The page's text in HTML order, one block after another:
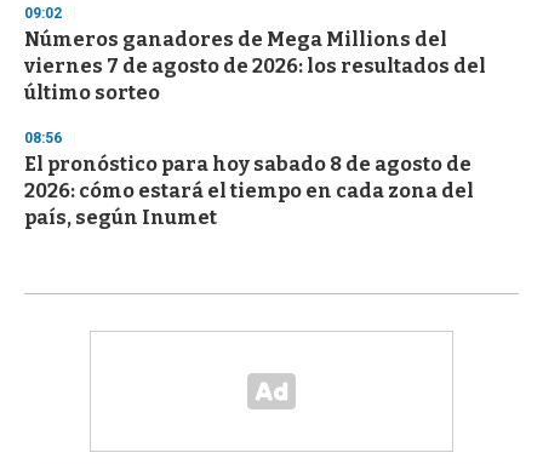
09:02
Números ganadores de Mega Millions del
viernes 7 de agosto de 2026: los resultados del
último sorteo
08:56
El pronóstico para hoy sabado 8 de agosto de
2026: cómo estará el tiempo en cada zona del
país, según Inumet